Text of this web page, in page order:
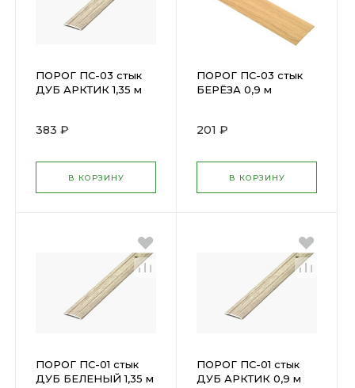
ПОРОГ ПС-03 стык
ДУБ АРКТИК 1,35 м
383 ₽
В КОРЗИНУ
ПОРОГ ПС-03 стык
БЕРЁЗА 0,9 м
201 ₽
В КОРЗИНУ
ПОРОГ ПС-01 стык
ДУБ БЕЛЕНЫЙ 1,35 м
ПОРОГ ПС-01 стык
ДУБ АРКТИК 0,9 м